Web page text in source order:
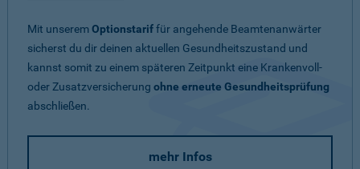
Mit unseremOptionstariffür angehende Beamtenanwärter
sicherst du dir deinen aktuellen Gesundheitszustand und
kannst somit zu einem späteren Zeitpunkt eine Krankenvoll-
oder Zusatzversicherung ohne erneute Gesundheitsprüfung
abschließen.
mehr Infos